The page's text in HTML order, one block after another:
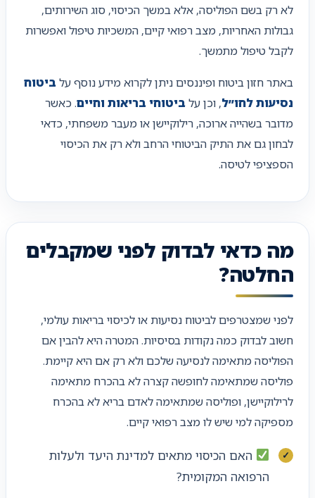
לא רק בשם הפוליסה, אלא במשך הכיסוי, סוג השירותים,
גבולות האחריות, מצב רפואי קיים, המשכיות טיפול ואפשרות
לקבל טיפול מתמשך.
באתר חזון ביטוח ופיננסים ניתן לקרוא מידע נוסף עלביטוח
נסיעות לחו״ל, וכן עלביטוחי בריאות וחיים. כאשר
מדובר בשהייה ארוכה, רילוקיישן או מעבר משפחתי, כדאי
לבחון גם את התיק הביטוחי הרחב ולא רק את הכיסוי
הספציפי לטיסה.
מה כדאי לבדוק לפני שמקבלים
החלטה?
לפני שמצטרפים לביטוח נסיעות או לכיסוי בריאות עולמי,
חשוב לבדוק כמה נקודות בסיסיות. המטרה היא להבין אם
הפוליסה מתאימה לנסיעה שלכם ולא רק אם היא קיימת.
פוליסה שמתאימה לחופשה קצרה לא בהכרח מתאימה
לרילוקיישן, ופוליסה שמתאימה לאדם בריא לא בהכרח
מספיקה למי שיש לו מצב רפואי קיים.
האם הכיסוי מתאים למדינת היעד ולעלות
הרפואה המקומית?